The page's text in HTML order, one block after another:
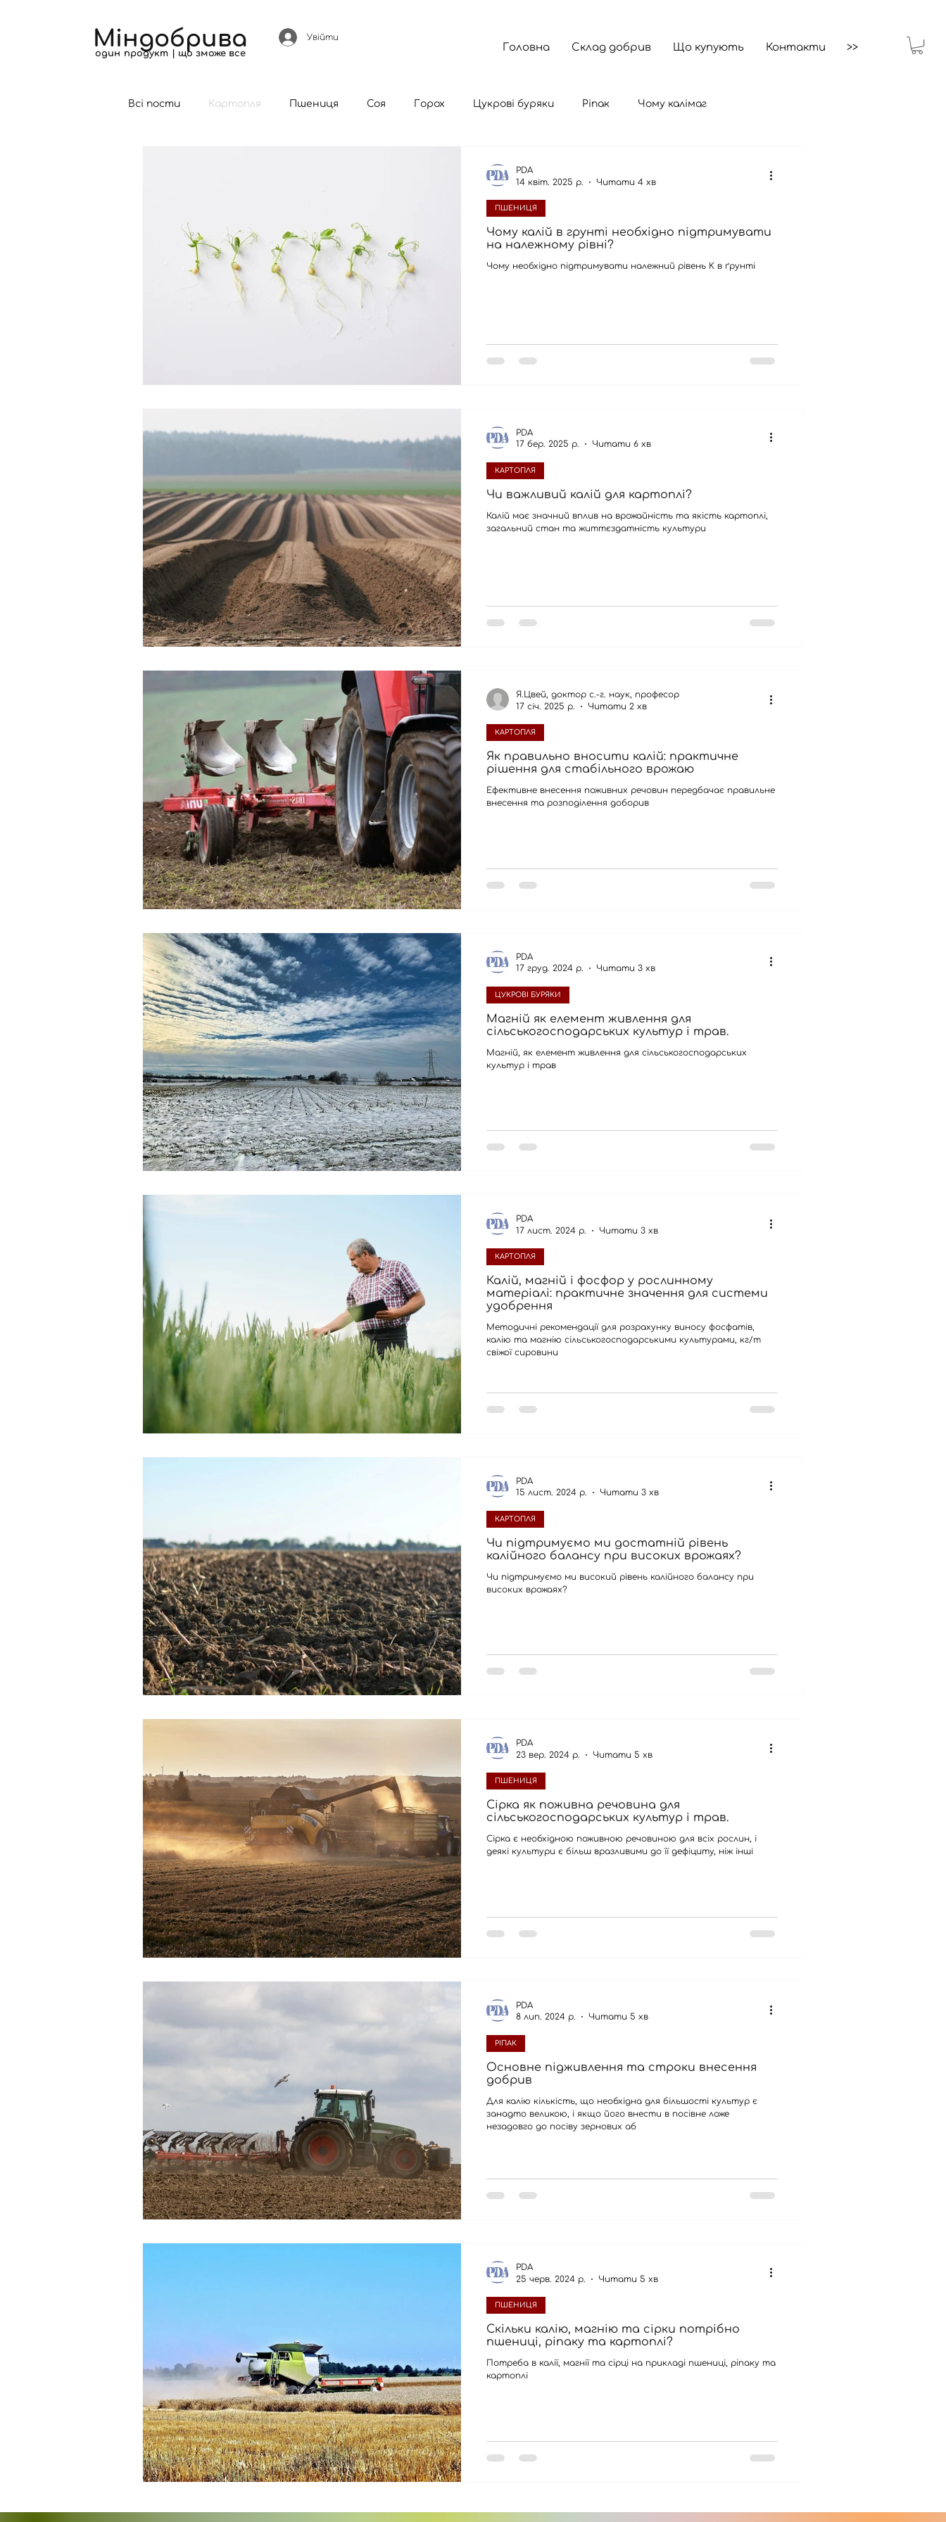
Міндобрива
один продукт | що зможе все Головна Склад добрив Що купують Контакти >>
Увійти
Всі пости Картопля Пшениця Соя Горох Цукрові буряки Ріпак Чому калімаг
Чому калій в грунті необхідно підтримувати
на належному рівні?
Чому необхідно підтримувати належний рівень K в ґрунті
ПШЕНИЦЯ
PDA
14 квіт. 2025 р.
Читати 4 хв
Чи важливий калій для картоплі?
Калій має значний вплив на врожайність та якість картоплі,
загальний стан та життєздатність культури
КАРТОПЛЯ
PDA
17 бер. 2025 р.
Читати 6 хв
Як правильно вносити калій: практичне
рішення для стабільного врожаю
Ефективне внесення поживних речовин передбачає правильне
внесення та розподілення доборив
КАРТОПЛЯ
Я.Цвей, доктор с.-г. наук, професор
17 січ. 2025 р.
Читати 2 хв
Магній як елемент живлення для
сільськогосподарських культур і трав.
Магній, як елемент живлення для сільськогосподарських
культур і трав
ЦУКРОВІ БУРЯКИ
PDA
17 груд. 2024 р.
Читати 3 хв
Калій, магній і фосфор у рослинному
матеріалі: практичне значення для системи
удобрення
Методичні рекомендації для розрахунку виносу фосфатів,
калію та магнію сільськогосподарськими культурами, кг/т
свіжої сировини
КАРТОПЛЯ
PDA
17 лист. 2024 р.
Читати 3 хв
Чи підтримуємо ми достатній рівень
калійного балансу при високих врожаях?
Чи підтримуємо ми високий рівень калійного балансу при
високих врожаях?
КАРТОПЛЯ
PDA
15 лист. 2024 р.
Читати 3 хв
Сірка як поживна речовина для
сільськогосподарських культур і трав.
Сірка є необхідною поживною речовиною для всіх рослин, і
деякі культури є більш вразливими до її дефіциту, ніж інші
ПШЕНИЦЯ
PDA
23 вер. 2024 р.
Читати 5 хв
Основне підживлення та строки внесення
добрив
Для калію кількість, що необхідна для більшості культур є
занадто великою, і якщо його внести в посівне ложе
незадовго до посіву зернових аб
РІПАК
PDA
8 лип. 2024 р.
Читати 5 хв
Скільки калію, магнію та сірки потрібно
пшениці, ріпаку та картоплі?
Потреба в калії, магнії та сірці на прикладі пшениці, ріпаку та
картоплі
ПШЕНИЦЯ
PDA
25 черв. 2024 р.
Читати 5 хв